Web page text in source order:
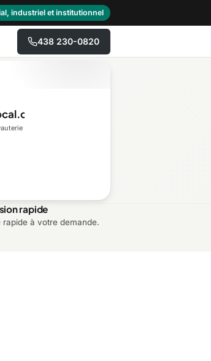
industriel et institutionnel
438 230-0820
rapide
rapide à votre demande.